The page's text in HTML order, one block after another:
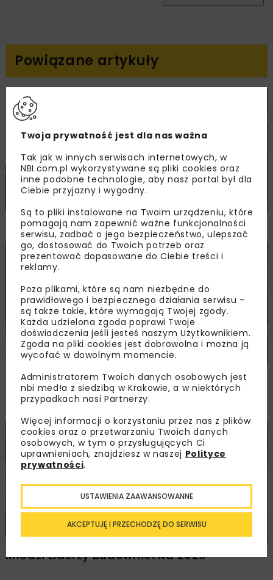
Powiązane artykuły
DROGI
NOVDROG 2026
DROGI MOSTY TUNELE ARCHIWUM NBI WYDARZENIA
Walne zgromadzenie członków
Ogólnopolskiej Izby Gospodarczej
Drogownictwa
BUDOWNICTWO DROGI ENERGETYKA
HYDROTECHNIKA
KOLEJ
MOSTY TUNELE ARCHIWUM NBI
Młodzi Liderzy Budownictwa 2026
Twoja prywatność jest dla nas ważna
Tak jak w innych serwisach internetowych, w
NBI.com.pl wykorzystywane są pliki cookies oraz
inne podobne technologie, aby nasz portal był dla
Ciebie przyjazny i wygodny.
Są to pliki instalowane na Twoim urządzeniu, które
pomagają nam zapewnić ważne funkcjonalności
serwisu, zadbać o jego bezpieczeństwo, ulepszać
go, dostosować do Twoich potrzeb oraz
prezentować dopasowane do Ciebie treści i
reklamy.
Poza plikami, które są nam niezbędne do
prawidłowego i bezpiecznego działania serwisu –
są także takie, które wymagają Twojej zgody.
Każda udzielona zgoda poprawi Twoje
doświadczenia jeśli jesteś naszym Użytkownikiem.
Zgoda na pliki cookies jest dobrowolna i można ją
wycofać w dowolnym momencie.
Administratorem Twoich danych osobowych jest
nbi med!a z siedzibą w Krakowie, a w niektórych
przypadkach nasi Partnerzy.
Więcej informacji o korzystaniu przez nas z plików
cookies oraz o przetwarzaniu Twoich danych
osobowych, w tym o przysługujących Ci
uprawnieniach, znajdziesz w naszej Polityce
prywatności.
AKCEPTUJĘ I PRZECHODZĘ DO SERWISU
USTAWIENIA ZAAWANSOWANNE